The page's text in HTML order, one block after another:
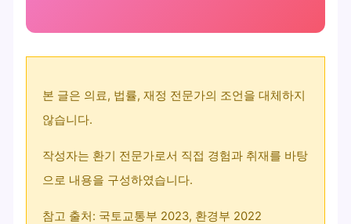
본 글은 의료, 법률, 재정 전문가의 조언을 대체하지
않습니다.
작성자는 환기 전문가로서 직접 경험과 취재를 바탕
으로 내용을 구성하였습니다.
참고 출처: 국토교통부 2023, 환경부 2022